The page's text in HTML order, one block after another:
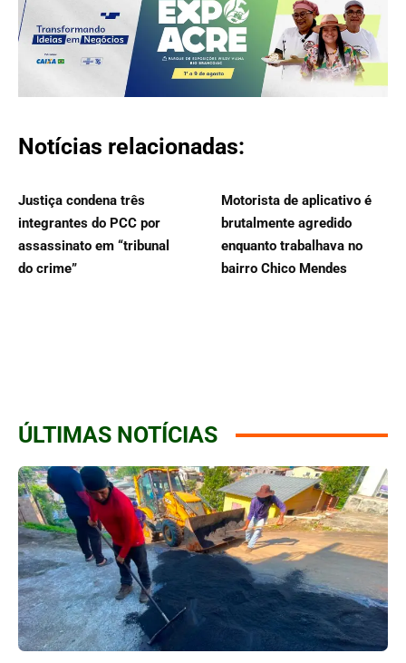
Notícias relacionadas:
Justiça condena três
integrantes do PCC por
assassinato em “tribunal
do crime”
Motorista de aplicativo é
brutalmente agredido
enquanto trabalhava no
bairro Chico Mendes
ÚLTIMAS NOTÍCIAS